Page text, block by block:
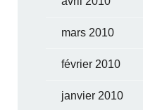
mars 2010
février 2010
janvier 2010